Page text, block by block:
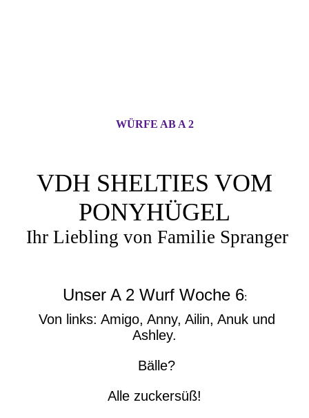
WÜRFE AB A 2
VDH SHELTIES VOM
PONYHÜGEL
Ihr Liebling von Familie Spranger
Unser A 2 Wurf Woche 6:
Von links: Amigo, Anny, Ailin, Anuk und
Ashley.
Bälle?
Alle zuckersüß!